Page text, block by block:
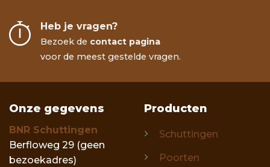
Heb je vragen?
Bezoek de contact pagina
voor de meest gestelde vragen.
Onze gegevens
BNR Schuttingen
Berfloweg 29 (geen
bezoekadres)
Producten
Schuttingen
Poorten